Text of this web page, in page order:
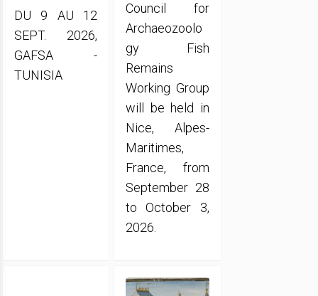
DU 9 AU 12
SEPT. 2026,
GAFSA -
TUNISIA
Council for
Archaeozoolo
gy Fish
Remains
Working Group
will be held in
Nice, Alpes-
Maritimes,
France, from
September 28
to October 3,
2026.